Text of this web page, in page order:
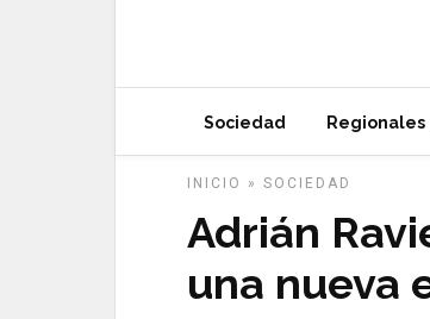
Sociedad Regionales
INICIO » SOCIEDAD
Adrián
una nueva